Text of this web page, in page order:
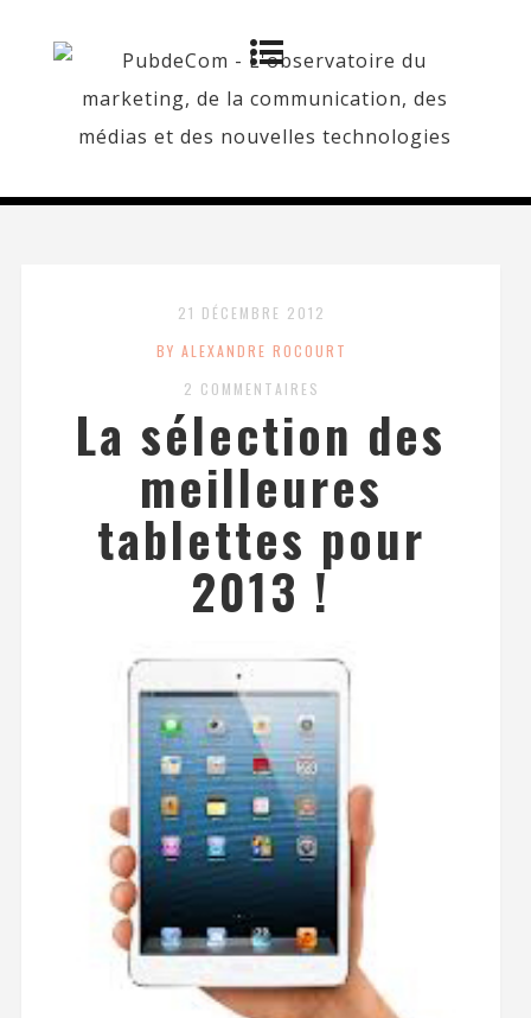
21 DÉCEMBRE 2012
BY ALEXANDRE ROCOURT
2 COMMENTAIRES
La sélection des
meilleures
tablettes pour
2013 !